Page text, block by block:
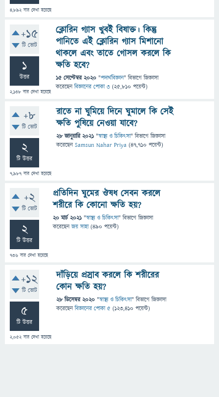
4,892বার দেখা হয়েছে
+15
টি ভোট
1
উত্তর
2,138 বার দেখা হয়েছে
ক্লোরিন গ্যাস খুবই বিষাক্ত। কিন্তু
পানিতে এই ক্লোরিন গ্যাস মিশানো
থাকলে এবং তাতে গোসল করলে কি
ক্ষতি হবে?
15 সেপ্টেম্বর 2020 "পদার্থবিজ্ঞান" বিভাগে জিজ্ঞাসা
করেছেনবিজ্ঞানের পোকা ৩ (25,810 পয়েন্ট)
+8
টি ভোট
2
টি উত্তর
7,987 বার দেখা হয়েছে
রাতে না ঘুমিয়ে দিনে ঘুমালে কি সেই
ক্ষতি পুষিয়ে নেওয়া যাবে?
28 জানুয়ারি 2021 "স্বাস্থ্য ও চিকিৎসা" বিভাগে জিজ্ঞাসা
করেছেনSamsun Nahar Priya (47,710 পয়েন্ট)
+2
টি ভোট
2
টি উত্তর
736 বার দেখা হয়েছে
প্রতিদিন ঘুমের ঔষধ সেবন করলে
শরীরে কি কোনো ক্ষতি হয়?
20 মার্চ 2021 "স্বাস্থ্য ও চিকিৎসা" বিভাগে জিজ্ঞাসা
করেছেনজয় সাহা (490 পয়েন্ট)
+12
টি ভোট
5
টি উত্তর
2,052বার দেখা হয়েছে
দাঁড়িয়ে প্রস্রাব করলে কি শরীরের
কোন ক্ষতি হয়?
28 ডিসেম্বর 2020 "স্বাস্থ্য ও চিকিৎসা" বিভাগে জিজ্ঞাসা
করেছেনবিজ্ঞানের পোকা ৫ (123,410 পয়েন্ট)